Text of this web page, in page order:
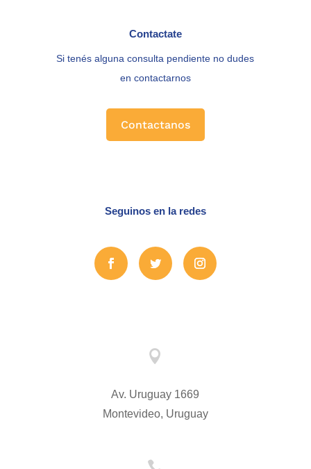
Contactate
Si tenés alguna consulta pendiente no dudes
en contactarnos
Contactanos
Seguinos en la redes

Av. Uruguay 1669
Montevideo, Uruguay